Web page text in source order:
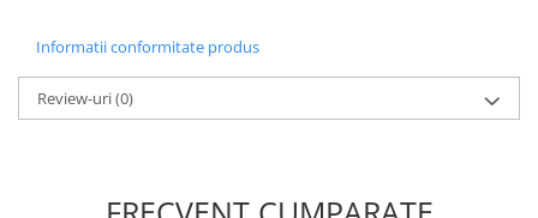
Sere
Sobe pe gaz & electrice
Suflante & Aspiratoare
Informatii conformitate produs
Review-uri(0)